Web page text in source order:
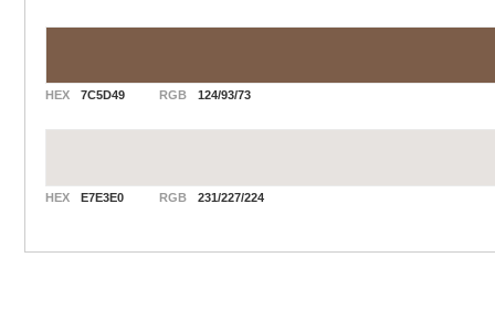
HEX 7C5D49 RGB 124/93/73
HEX E7E3E0 RGB 231/227/224